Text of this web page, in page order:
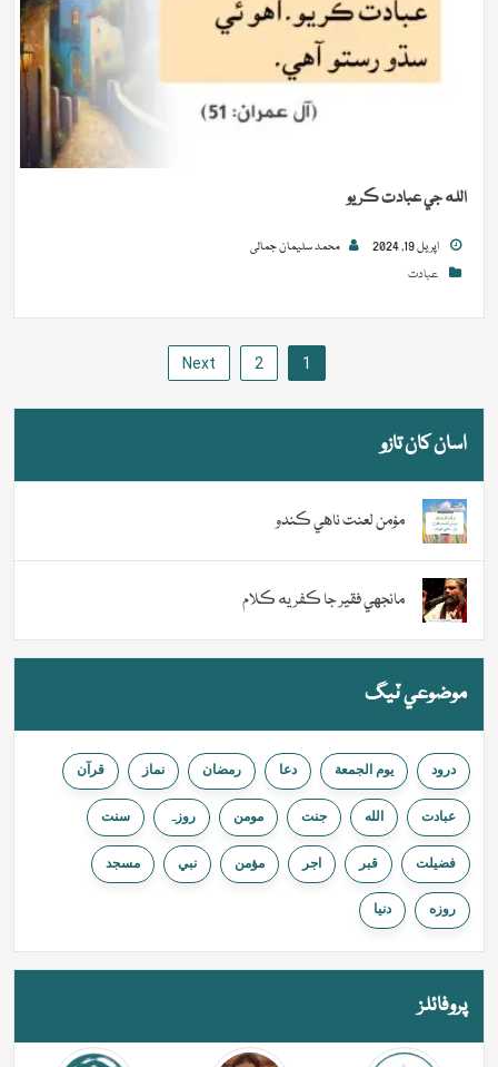
الله جي عبادت ڪريو
اپريل 19, 2024
محمد سلیمان جمالی
عبادت
1
2
Next
اسان کان تازو
مؤمن لعنت ناهي ڪندو
مانجهي فقير جا ڪفريه ڪلام
موضوعي ٽيگ
درود يوم الجمعة دعا رمضان نماز قرآن
عبادت الله جنت مومن روزہ سنت
فضیلت قبر اجر مؤمن نبي مسجد
روزه دنيا
پروفائلز